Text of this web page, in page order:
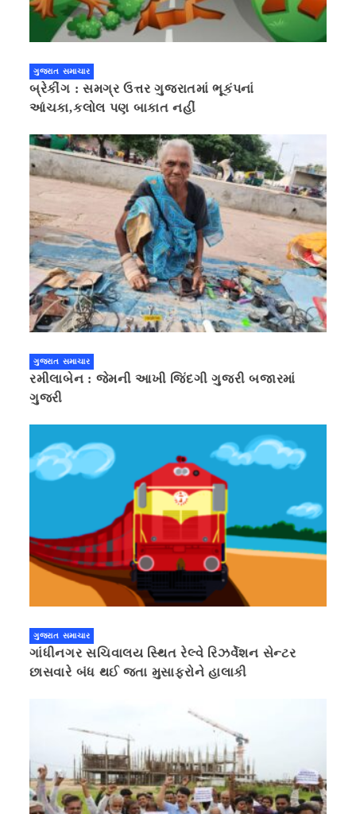
ગુજરાત સમાચાર
બ્રેકીંગ : સમગ્ર ઉત્તર ગુજરાતમાં ભૂકંપનાં
આંચકા,કલોલ પણ બાકાત નહીં
ગુજરાત સમાચાર
રમીલાબેન : જેમની આખી જિંદગી ગુજરી બજારમાં
ગુજરી
ગુજરાત સમાચાર
ગાંધીનગર સચિવાલય સ્થિત રેલ્વે રિઝર્વેશન સેન્ટર
છાસવારે બંધ થઈ જતા મુસાફરોને હાલાકી